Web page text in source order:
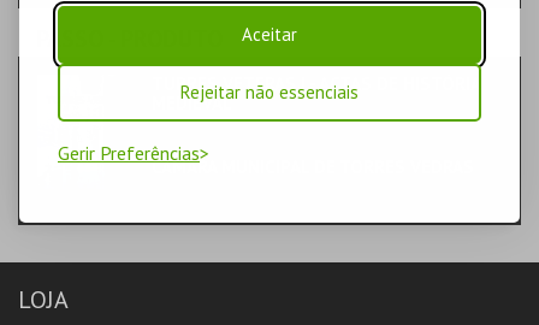
Aceitar
Rejeitar não essenciais
Gerir Preferências
TURRES VETERAS I - ACTAS DE HISTÓRIA
MEDIEVAL
LIVROS
CÂMARA MUNICIPAL DE TORRES VEDRAS
LOJA